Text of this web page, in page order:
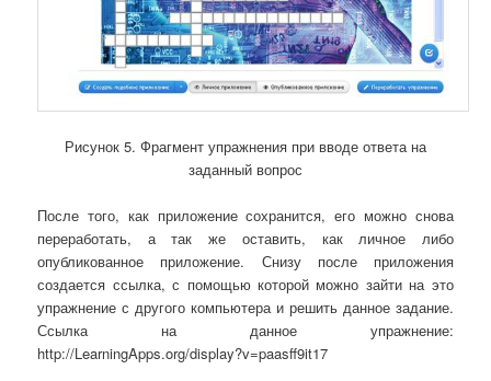
Рисунок 5. Фрагмент упражнения при вводе ответа на
заданный вопрос
После того, как приложение сохранится, его можно снова
переработать, а так же оставить, как личное либо
опубликованное приложение. Снизу после приложения
создается ссылка, с помощью которой можно зайти на это
упражнение с другого компьютера и решить данное задание.
Ссылка на данное упражнение:
http://LearningApps.org/display?v=paasff9it17